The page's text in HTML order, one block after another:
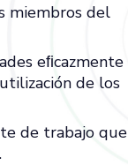
miembros del
eﬁcazmente
de los
de trabajo que